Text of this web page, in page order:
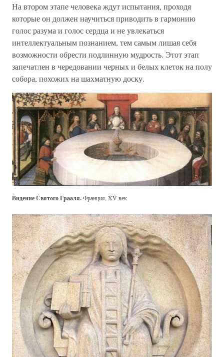
На втором этапе человека ждут испытания, проходя
которые он должен научиться приводить в гармонию
голос разума и голос сердца и не увлекаться
интеллектуальным познанием, тем самым лишая себя
возможности обрести подлинную мудрость. Этот этап
запечатлен в чередовании черных и белых клеток на полу
собора, похожих на шахматную доску.
Видение Святого Грааля.Франция, XV век